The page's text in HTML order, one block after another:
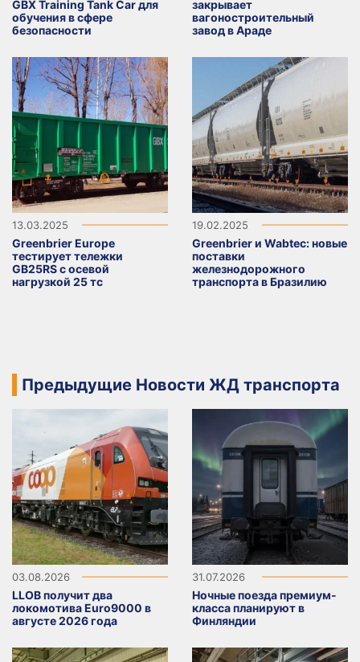
GBX Training Tank Car для
обучения в сфере
безопасности
закрывает
вагоностроительный
завод в Араде
13.03.2025
Greenbrier Europe
тестирует тележки
GB25RS с осевой
нагрузкой 25 тс
19.02.2025
Greenbrier и Wabtec: новые
поставки
железнодорожного
транспорта в Бразилию
Предыдущие Новости ЖД транспорта
03.08.2026
LLOB получит два
локомотива Euro9000 в
августе 2026 года
31.07.2026
Ночные поезда премиум-
класса планируют в
Финляндии